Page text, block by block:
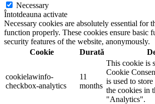
Necessary
Întotdeauna activate
Necessary cookies are absolutely essential for
function properly. These cookies ensure basic
security features of the website, anonymously.
Cookie
Durată
cookielawinfo-
checkbox-analytics
11
months
This cookie is
Cookie
is used to
the cookies in
"Analytics".